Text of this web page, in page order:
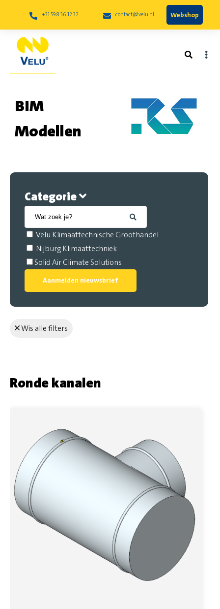
+31 598 36 12 32 contact@velu.nl Webshop
BIM
Modellen
Categorie
Velu Klimaattechnische Groothandel
Nijburg Klimaattechniek
Solid Air Climate Solutions
Aanmelden nieuwsbrief
Wis alle filters
Ronde kanalen